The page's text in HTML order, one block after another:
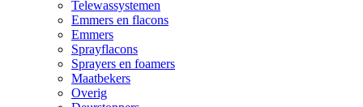
Telewassystemen
Emmers en flacons
Emmers
Sprayflacons
Sprayers en foamers
Maatbekers
Overig